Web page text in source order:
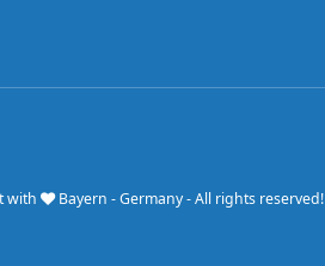
with Bayern - Germany - All rights reserved!